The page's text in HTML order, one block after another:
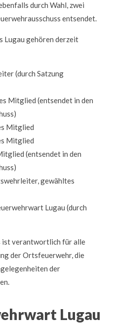
durch Wahl, zwei
entsendet.
Lugau gehören derzeit
(durch Satzung
Mitglied (entsendet in den
Mitglied
Mitglied
(entsendet in den
gewähltes
Lugau (durch
ist verantwortlich für alle
der Ortsfeuerwehr, die
der
Lugau